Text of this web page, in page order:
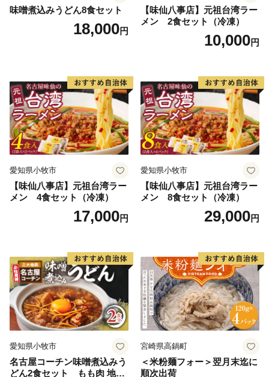
味噌煮込みうどん8食セット
18,000円
【味仙八事店】元祖台湾ラー
メン 2食セット（冷凍）
10,000円
愛知県小牧市
【味仙八事店】元祖台湾ラー
メン 4食セット（冷凍）
17,000円
愛知県小牧市
【味仙八事店】元祖台湾ラー
メン 8食セット（冷凍）
29,000円
愛知県小牧市
名古屋コーチン味噌煮込みう
どん2食セット もも肉 地鶏
宮崎県高鍋町
＜米粉麺フォー＞翌月末迄に
順次出荷